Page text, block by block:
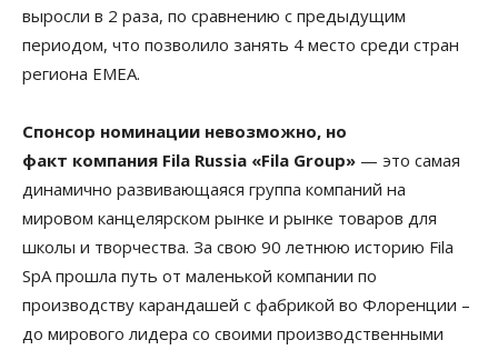
выросли в 2 раза, по сравнению с предыдущим
периодом, что позволило занять 4 место среди стран
региона ЕМЕА.
Спонсор номинации невозможно, но
факт компания Fila Russia «Fila Group» — это самая
динамично развивающаяся группа компаний на
мировом канцелярском рынке и рынке товаров для
школы и творчества. За свою 90 летнюю историю Fila
SpA прошла путь от маленькой компании по
производству карандашей с фабрикой во Флоренции –
до мирового лидера со своими производственными